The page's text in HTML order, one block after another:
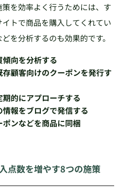
を効率よく行うためには、す
トで商品を購入してくれてい
を分析するのも効果的です。
向を分析する
顧客向けのクーポンを発行す
的にアプローチする
報をブログで発信する
ンなどを商品に同梱
点数を増やす8つの施策